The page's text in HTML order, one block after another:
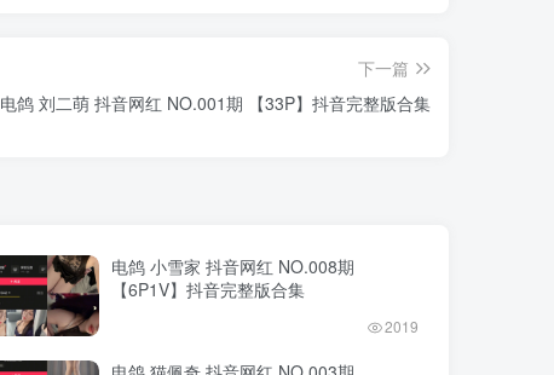
下一篇
电鸽 刘二萌 抖音网红 NO.001期 【33P】抖音完整版合集
电鸽 小雪家 抖音网红 NO.008期
【6P1V】抖音完整版合集
2019